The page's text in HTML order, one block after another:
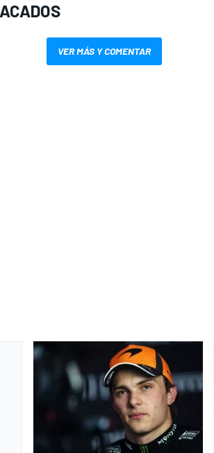
VER MÁS Y COMENTAR